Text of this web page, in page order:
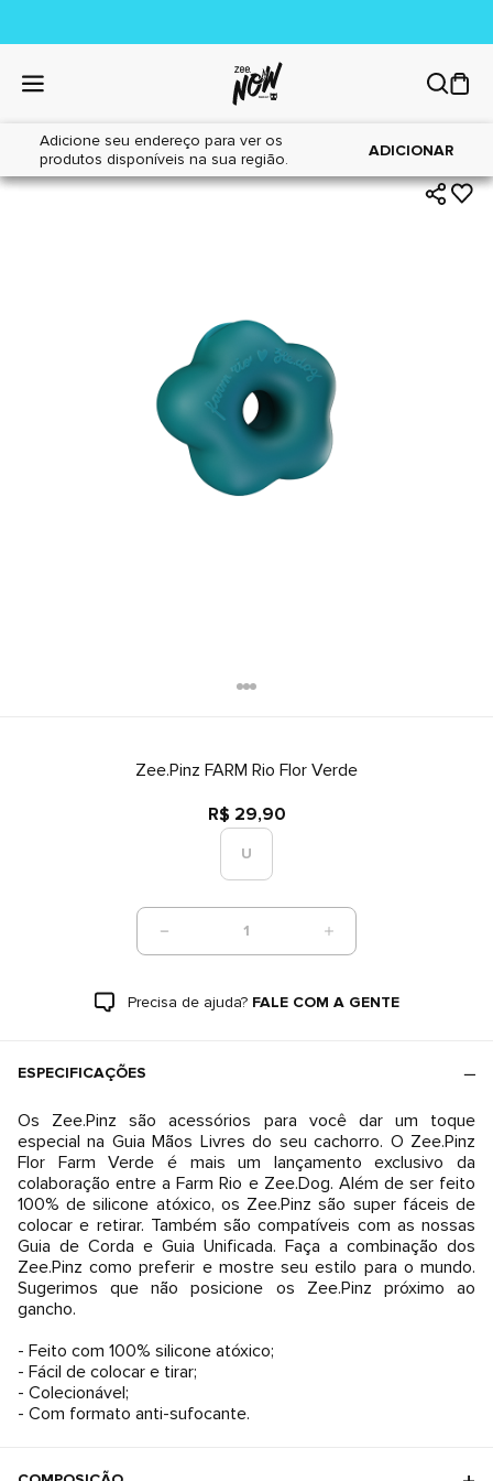
Adicione seu endereço para ver os
produtos disponíveis na sua região.
ADICIONAR
Home|Cães|Acessórios
Zee.Pinz FARM Rio Flor Verde
R$ 29,90
U
1
Precisa de ajuda? FALE COM A GENTE
ESPECIFICAÇÕES
Os Zee.Pinz são acessórios para você dar um toque
especial na Guia Mãos Livres do seu cachorro. O Zee.Pinz
Flor Farm Verde é mais um lançamento exclusivo da
colaboração entre a Farm Rio e Zee.Dog. Além de ser feito
100% de silicone atóxico, os Zee.Pinz são super fáceis de
colocar e retirar. Também são compatíveis com as nossas
Guia de Corda e Guia Unificada. Faça a combinação dos
Zee.Pinz como preferir e mostre seu estilo para o mundo.
Sugerimos que não posicione os Zee.Pinz próximo ao
gancho.
- Feito com 100% silicone atóxico;
- Fácil de colocar e tirar;
- Colecionável;
- Com formato anti-sufocante.